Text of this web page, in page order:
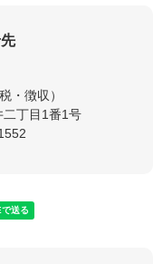
・徴収
二丁目1番1号